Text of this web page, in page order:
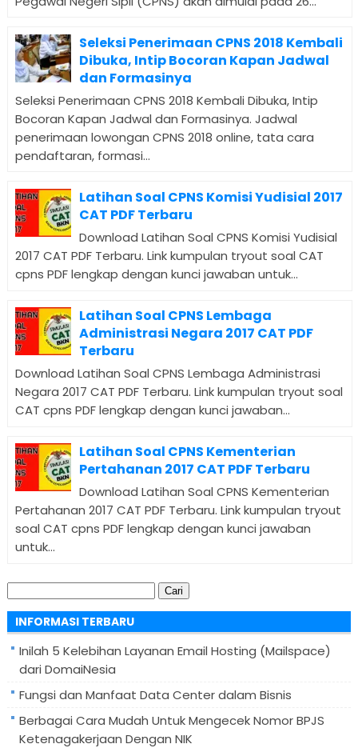
Seleksi Penerimaan CPNS 2018 Kembali
Dibuka, Intip Bocoran Kapan Jadwal
dan Formasinya
Seleksi Penerimaan CPNS 2018 Kembali Dibuka, Intip
Bocoran Kapan Jadwal dan Formasinya. Jadwal
penerimaan lowongan CPNS 2018 online, tata cara
pendaftaran, formasi...
Latihan Soal CPNS Komisi Yudisial 2017
CAT PDF Terbaru
Download Latihan Soal CPNS Komisi Yudisial
2017 CAT PDF Terbaru. Link kumpulan tryout soal CAT
cpns PDF lengkap dengan kunci jawaban untuk...
Latihan Soal CPNS Lembaga
Administrasi Negara 2017 CAT PDF
Terbaru
Download Latihan Soal CPNS Lembaga Administrasi
Negara 2017 CAT PDF Terbaru. Link kumpulan tryout soal
CAT cpns PDF lengkap dengan kunci jawaban...
Latihan Soal CPNS Kementerian
Pertahanan 2017 CAT PDF Terbaru
Download Latihan Soal CPNS Kementerian
Pertahanan 2017 CAT PDF Terbaru. Link kumpulan tryout
soal CAT cpns PDF lengkap dengan kunci jawaban
untuk...
untuk:
INFORMASI TERBARU
Inilah 5 Kelebihan Layanan Email Hosting (Mailspace)
dari DomaiNesia
Fungsi dan Manfaat Data Center dalam Bisnis
Berbagai Cara Mudah Untuk Mengecek Nomor BPJS
Ketenagakerjaan Dengan NIK